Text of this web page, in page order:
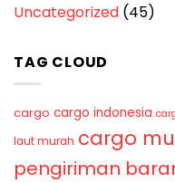
Uncategorized (45)
TAG CLOUD
cargo cargo indonesia
laut murah cargo
pengiriman